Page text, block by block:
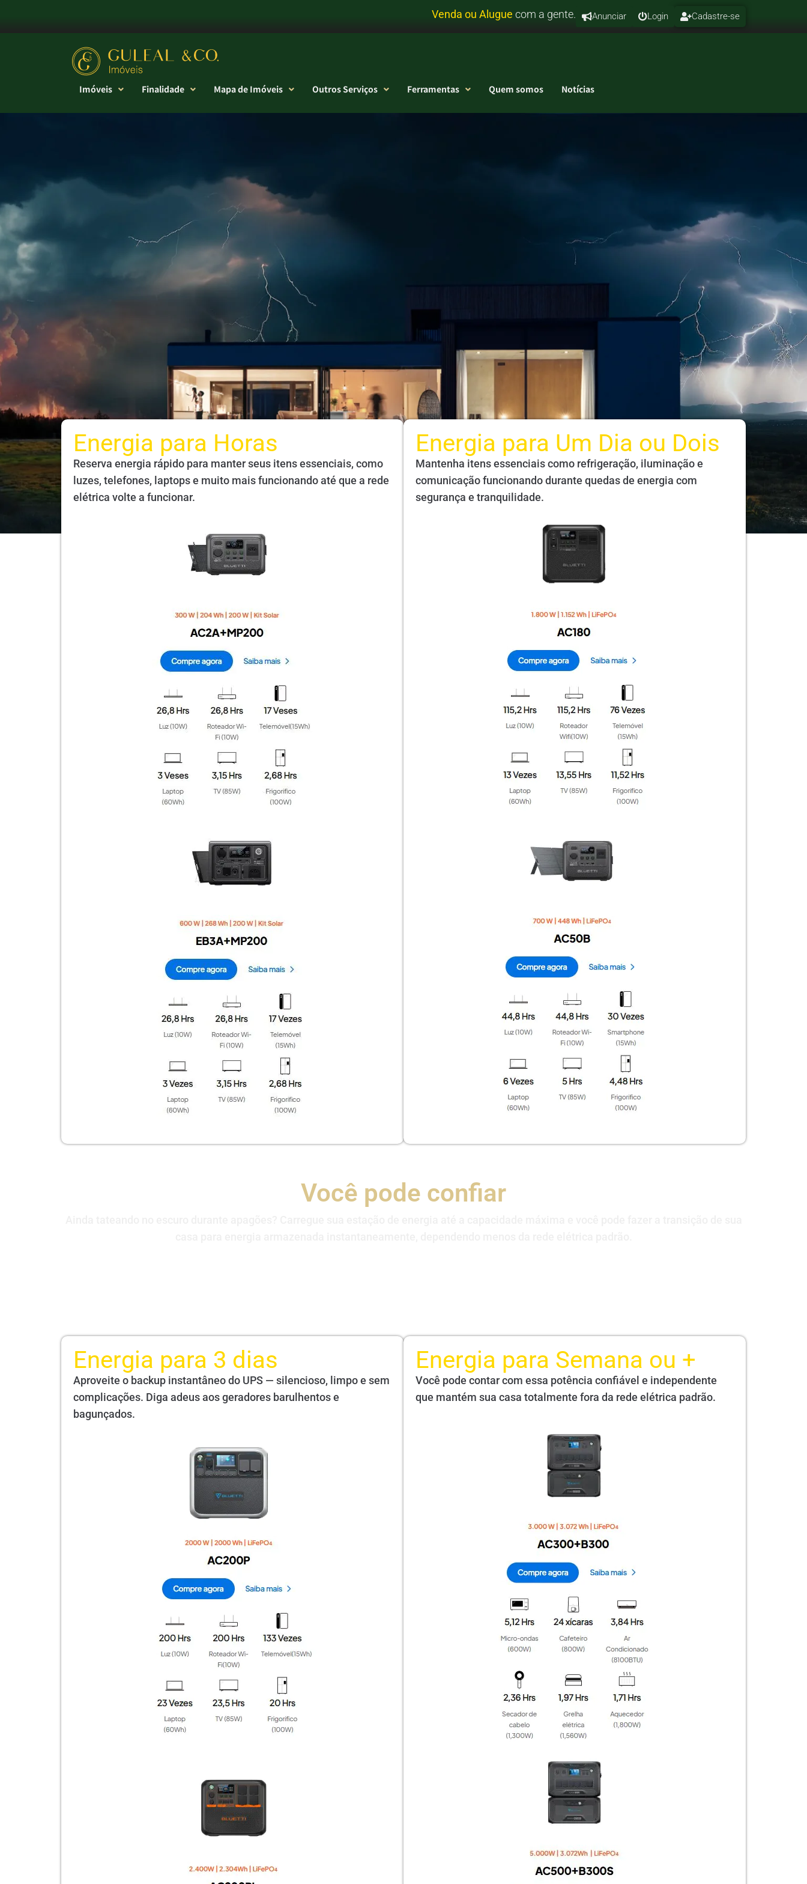
Cadastre-se
Login
Anunciar
com a gente.
Imóveis Finalidade Mapa de Imóveis Outros Serviços Ferramentas Quem somos Notícias
Energia para Horas
Reserva energia rápido para manter seus itens essenciais, como
luzes, telefones, laptops e muito mais funcionando até que a rede
elétrica volte a funcionar.
Energia para Um Dia ou Dois
Mantenha itens essenciais como refrigeração, iluminação e
comunicação funcionando durante quedas de energia com
segurança e tranquilidade.
Você pode confiar
Energia para 3 dias
Aproveite o backup instantâneo do UPS — silencioso, limpo e sem
complicações. Diga adeus aos geradores barulhentos e
bagunçados.
Energia para Semana ou +
Você pode contar com essa potência confiável e independente
que mantém sua casa totalmente fora da rede elétrica padrão.